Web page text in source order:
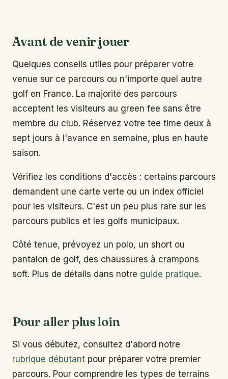
Avant de venir jouer
Quelques conseils utiles pour préparer votre
venue sur ce parcours ou n'importe quel autre
golf en France. La majorité des parcours
acceptent les visiteurs au green fee sans être
membre du club. Réservez votre tee time deux à
sept jours à l'avance en semaine, plus en haute
saison.
Vérifiez les conditions d'accès : certains parcours
demandent une carte verte ou un index officiel
pour les visiteurs. C'est un peu plus rare sur les
parcours publics et les golfs municipaux.
Côté tenue, prévoyez un polo, un short ou
pantalon de golf, des chaussures à crampons
soft. Plus de détails dans notre guide pratique.
Pour aller plus loin
Si vous débutez, consultez d'abord notre
rubrique débutant pour préparer votre premier
parcours. Pour comprendre les types de terrains